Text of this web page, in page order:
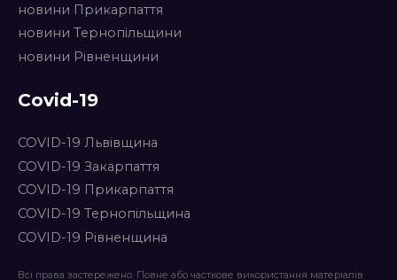
новини Прикарпаття
новини Тернопільщини
новини Рівненщини
Covid-19
COVID-19 Львівщина
COVID-19 Закарпаття
COVID-19 Прикарпаття
COVID-19 Тернопільщина
COVID-19 Рівненщина
Всі права застережено. Повне або часткове використання матеріалів